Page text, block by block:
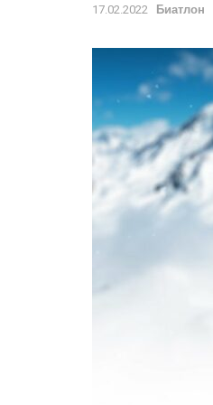
17.02.2022 Биатлон